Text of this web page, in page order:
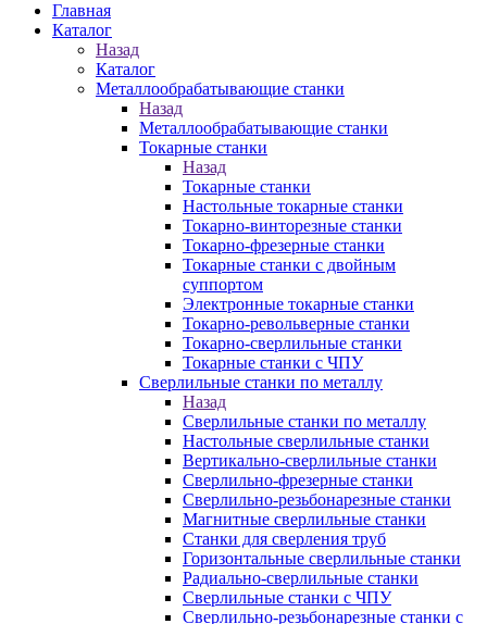
Главная
Каталог
Назад
Каталог
Металлообрабатывающие станки
Назад
Металлообрабатывающие станки
Токарные станки
Назад
Токарные станки
Настольные токарные станки
Токарно-винторезные станки
Токарно-фрезерные станки
Токарные станки с двойным
суппортом
Электронные токарные станки
Токарно-револьверные станки
Токарно-сверлильные станки
Токарные станки с ЧПУ
Сверлильные станки по металлу
Назад
Сверлильные станки по металлу
Настольные сверлильные станки
Вертикально-сверлильные станки
Сверлильно-фрезерные станки
Сверлильно-резьбонарезные станки
Магнитные сверлильные станки
Станки для сверления труб
Горизонтальные сверлильные станки
Радиально-сверлильные станки
Сверлильные станки с ЧПУ
Сверлильно-резьбонарезные станки с